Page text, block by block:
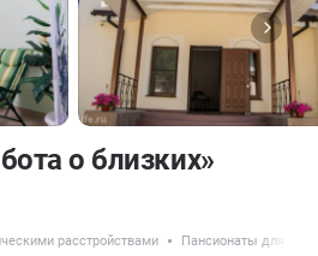
о близких»
расстройствами Пансионаты для